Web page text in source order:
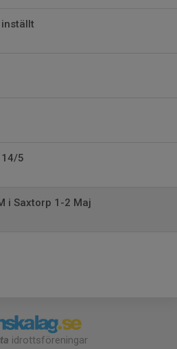
inställt
5
i Saxtorp 1-2 Maj
idrottsföreningar